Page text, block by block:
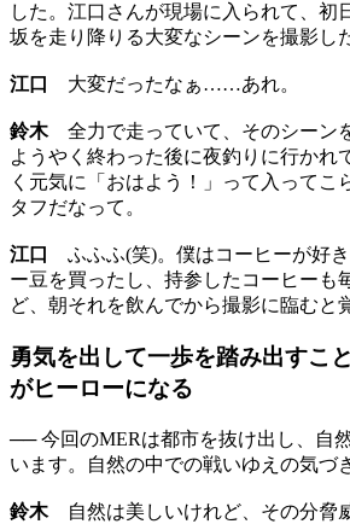
した。江口さんが現場に入られて、初
坂を走り降りる大変なシーンを撮影し
江口 大変だったなぁ……あれ。
鈴木全力で走っていて、そのシーン
ようやく終わった後に夜釣りに行かれ
く元気に「おはよう！」って入ってこ
タフだなって。
江口
ふふふ(笑)。僕はコーヒーが好
ー豆を買ったし、持参したコーヒーも
ど、朝それを飲んでから撮影に臨むと
勇気を出して一歩を踏み出すこ
がヒーローになる
── 今回のMERは都市を抜け出し、自
います。自然の中での戦いゆえの気づ
鈴木自然は美しいけれど、その分脅